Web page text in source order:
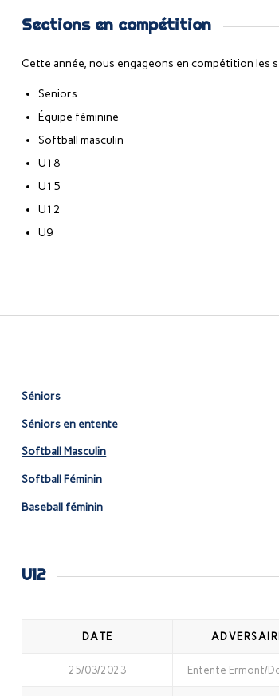
Sections en compétition
Cette année, nous engageons en compétition les
Seniors
Équipe féminine
Softball masculin
U18
U15
U12
U9
Séniors
Séniors en entente
Softball Masculin
Softball Féminin
Baseball féminin
U12
DATE
25/03/2023 Entente Ermont/